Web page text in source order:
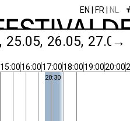
EN FR NL
25.05 26.05 27.05
→
15:0016:0017:0018:0019:0020:00
20:30